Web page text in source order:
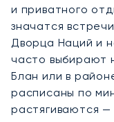
и приватного
значатся
Дворца Наций и
часто
Блан или в
расписаны по
растягиваются —